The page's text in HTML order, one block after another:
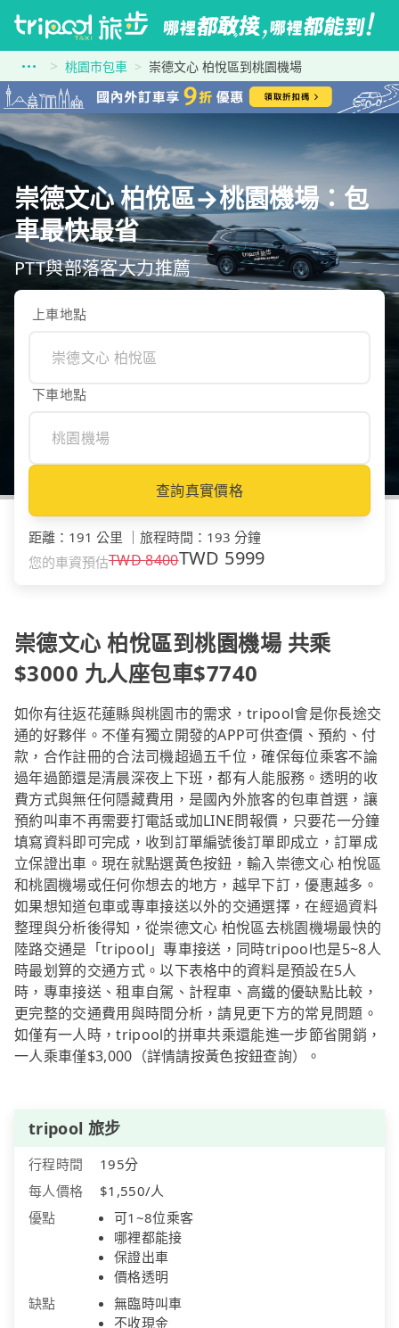
桃園市包車 崇德文心 柏悅區到桃園機場
崇德文心 柏悅區→桃園機場：包
車最快最省
PTT與部落客大力推薦
上車地點
下車地點
查詢真實價格
距離 ： 191 公里 旅程時間 ： 193 分鐘
您的車資預估TWD8400TWD 5999
崇德文心 柏悅區到桃園機場 共乘
$3000 九人座包車$7740
如你有往返花蓮縣與桃園市的需求，tripool會是你長途交
通的好夥伴。不僅有獨立開發的APP可供查價、預約、付
款，合作註冊的合法司機超過五千位，確保每位乘客不論
過年過節還是清晨深夜上下班，都有人能服務。透明的收
費方式與無任何隱藏費用，是國內外旅客的包車首選，讓
預約叫車不再需要打電話或加LINE問報價，只要花一分鐘
填寫資料即可完成，收到訂單編號後訂單即成立，訂單成
立保證出車。現在就點選黃色按鈕，輸入崇德文心 柏悅區
和桃園機場或任何你想去的地方，越早下訂，優惠越多。
如果想知道包車或專車接送以外的交通選擇，在經過資料
整理與分析後得知，從崇德文心 柏悅區去桃園機場最快的
陸路交通是「tripool」專車接送，同時tripool也是5~8人
時最划算的交通方式。以下表格中的資料是預設在5人
時，專車接送、租車自駕、計程車、高鐵的優缺點比較，
更完整的交通費用與時間分析，請見更下方的常見問題。
如僅有一人時，tripool的拼車共乘還能進一步節省開銷，
一人乘車僅$3,000（詳情請按黃色按鈕查詢）。
tripool 旅步
行程時間
195分
每人價格
$1,550/人
優點
可1~8位乘客
哪裡都能接
保證出車
價格透明
缺點
無臨時叫車
不收現金